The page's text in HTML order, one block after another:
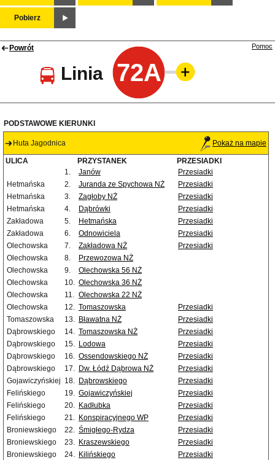
Pobierz
Powrót
Linia 72A
Pomoc
PODSTAWOWE KIERUNKI
Huta Jagodnica Pokaż na mapie
ULICA PRZYSTANEK
PRZESIADKI
1.
Janów
Przesiadki
Hetmańska
2. Juranda ze Spychowa NŻ
Przesiadki
Hetmańska
3. Zagłoby NŻ
Przesiadki
Hetmańska
4. Dąbrówki
Przesiadki
Zakładowa
5. Hetmańska
Przesiadki
Zakładowa
6. Odnowiciela
Przesiadki
Olechowska
7. Zakładowa NŻ
Przesiadki
Olechowska
8.
Przewozowa NŻ
Olechowska
9.
Olechowska 56 NŻ
Olechowska
10. Olechowska 36 NŻ
Olechowska
11. Olechowska 22 NŻ
Olechowska
12. Tomaszowska
Przesiadki
Tomaszowska
13. Bławatna NŻ
Przesiadki
Dąbrowskiego
14. Tomaszowska NŻ
Przesiadki
Dąbrowskiego
15. Lodowa
Przesiadki
Dąbrowskiego
16. Ossendowskiego NŻ
Przesiadki
Dąbrowskiego
17. Dw. Łódź Dąbrowa NŻ
Przesiadki
Gojawiczyńskiej 18. Dąbrowskiego
Przesiadki
Felińskiego
19. Gojawiczyńskiej
Przesiadki
Felińskiego
20. Kadłubka
Przesiadki
Felińskiego
21. Konspiracyjnego WP
Przesiadki
Broniewskiego
22. Śmigłego-Rydza
Przesiadki
Broniewskiego
23. Kraszewskiego
Przesiadki
Broniewskiego
24. Kilińskiego
Przesiadki